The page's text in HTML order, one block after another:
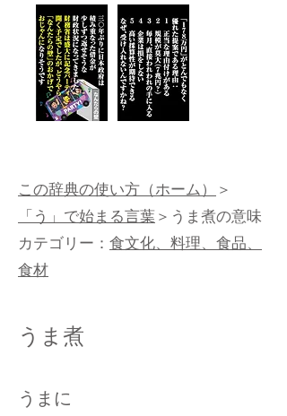
この辞典の使い方（ホーム）＞
「う」で始まる言葉＞うま煮の意味
カテゴリー： 食文化、料理、食品、
食材
うま煮
うまに